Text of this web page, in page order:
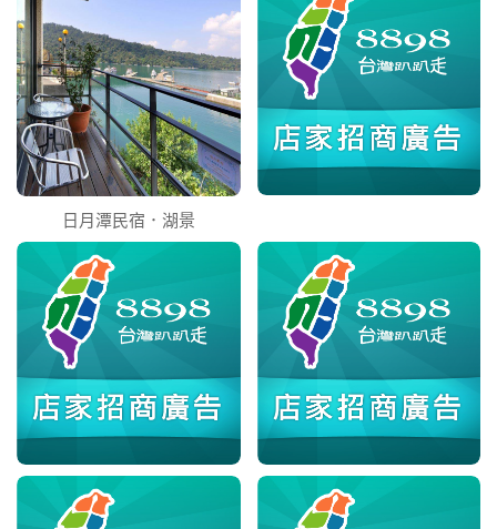
日月潭民宿．湖景